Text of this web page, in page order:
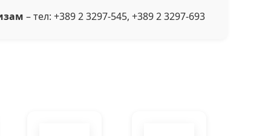
– тел: +389 2 3297-545, +389 2 3297-693